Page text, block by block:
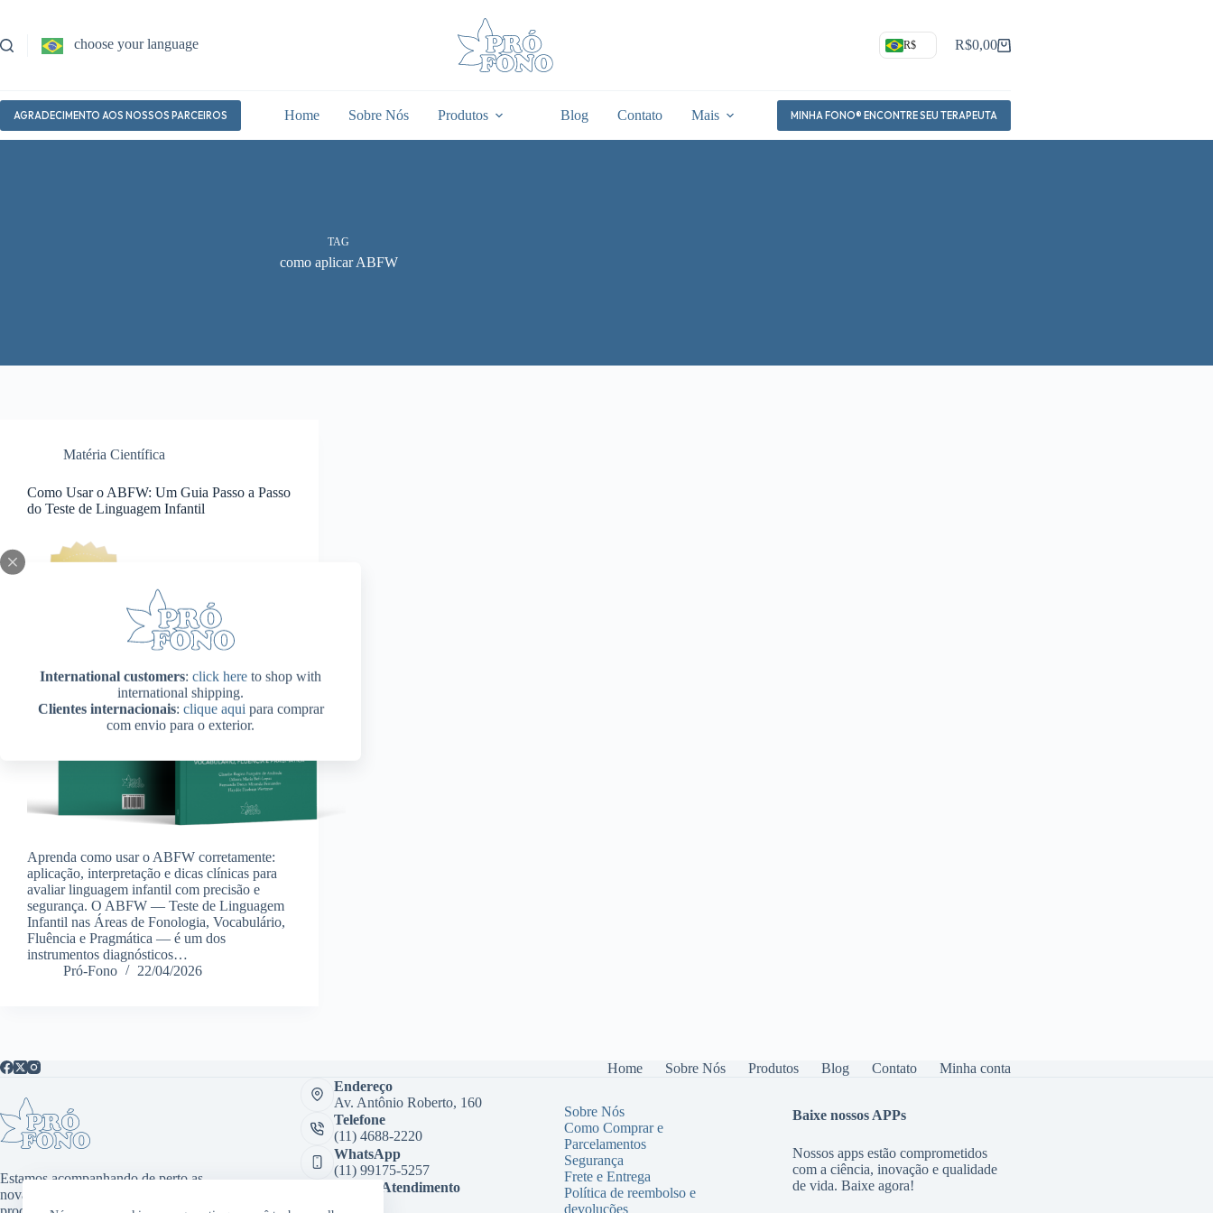
o
conteúdo
International customers: click here to shop with
international shipping.
Clientes internacionais: clique aqui para comprar
com envio para o exterior.
choose your language R$ Carrinho
R$0,00
AGRADECIMENTO AOS NOSSOS PARCEIROS Home Sobre Nós Produtos Blog Contato Mais MINHA FONO® ENCONTRE SEU TERAPEUTA
TAG
como aplicar ABFW
Matéria Científica
Como Usar o ABFW: Um Guia Passo a Passo
do Teste de Linguagem Infantil
Aprenda como usar o ABFW corretamente:
aplicação, interpretação e dicas clínicas para
avaliar linguagem infantil com precisão e
segurança. O ABFW — Teste de Linguagem
Infantil nas Áreas de Fonologia, Vocabulário,
Fluência e Pragmática — é um dos
instrumentos diagnósticos…
Pró-Fono
22/04/2026
Home Sobre Nós Produtos Blog Contato Minha conta
Estamos acompanhando de perto as
novas tecnologias, desenvolvendo
Endereço
Av. Antônio Roberto, 160
Telefone
(11) 4688-2220
WhatsApp
(11) 99175-5257
Sala de Atendimento
Sobre Nós
Como Comprar e
Parcelamentos
Segurança
Frete e Entrega
Política de reembolso e
devoluções
Baixe nossos APPs
Nossos apps estão comprometidos
com a ciência, inovação e qualidade
de vida. Baixe agora!